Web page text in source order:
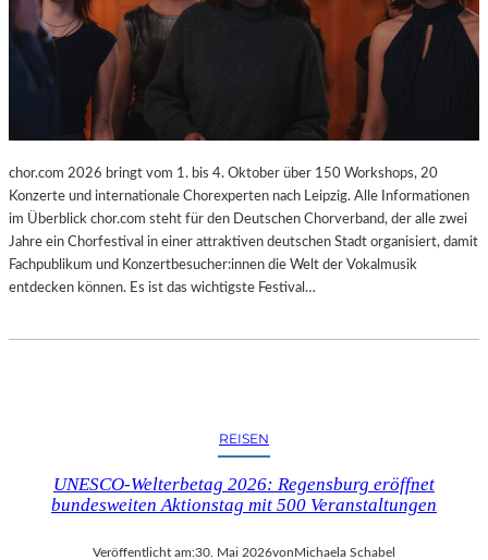
chor.com 2026 bringt vom 1. bis 4. Oktober über 150 Workshops, 20
Konzerte und internationale Chorexperten nach Leipzig. Alle Informationen
im Überblick chor.com steht für den Deutschen Chorverband, der alle zwei
Jahre ein Chorfestival in einer attraktiven deutschen Stadt organisiert, damit
Fachpublikum und Konzertbesucher:innen die Welt der Vokalmusik
entdecken können. Es ist das wichtigste Festival…
REISEN
UNESCO-Welterbetag 2026: Regensburg eröffnet
bundesweiten Aktionstag mit 500 Veranstaltungen
Veröffentlicht am:30. Mai 2026vonMichaela Schabel